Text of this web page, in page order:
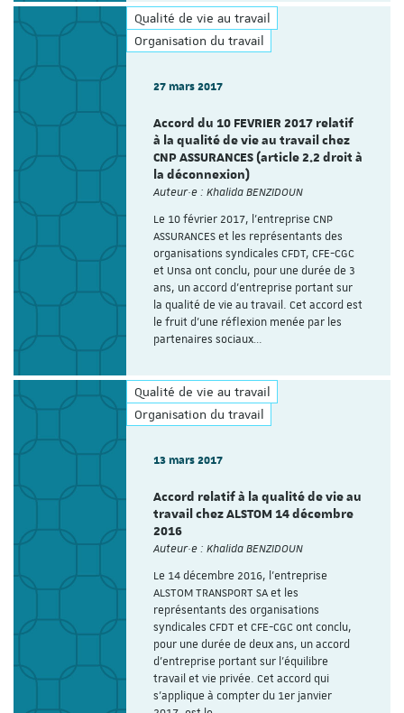
Qualité de vie au travail
Organisation du travail
27 mars 2017
Accord du 10 FEVRIER 2017 relatif
à la qualité de vie au travail chez
CNP ASSURANCES (article 2.2 droit à
la déconnexion)
Auteur·e : Khalida BENZIDOUN
Le 10 février 2017, l’entreprise CNP
ASSURANCES et les représentants des
organisations syndicales CFDT, CFE-CGC
et Unsa ont conclu, pour une durée de 3
ans, un accord d’entreprise portant sur
la qualité de vie au travail. Cet accord est
le fruit d’une réflexion menée par les
partenaires sociaux…
Qualité de vie au travail
Organisation du travail
13 mars 2017
Accord relatif à la qualité de vie au
travail chez ALSTOM 14 décembre
2016
Auteur·e : Khalida BENZIDOUN
Le 14 décembre 2016, l’entreprise
ALSTOM TRANSPORT SA et les
représentants des organisations
syndicales CFDT et CFE-CGC ont conclu,
pour une durée de deux ans, un accord
d’entreprise portant sur l’équilibre
travail et vie privée. Cet accord qui
s'applique à compter du 1er janvier